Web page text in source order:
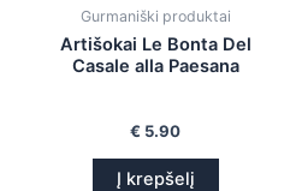
Gurmaniški produktai
Artišokai Le Bonta Del
Casale alla Paesana
€ 5.90
Į krepšelį